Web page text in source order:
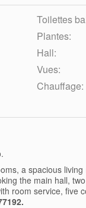
Toilettes
Plantes:
Hall:
Vues:
Chauffage:
a spacious
the main hall,
room service, five